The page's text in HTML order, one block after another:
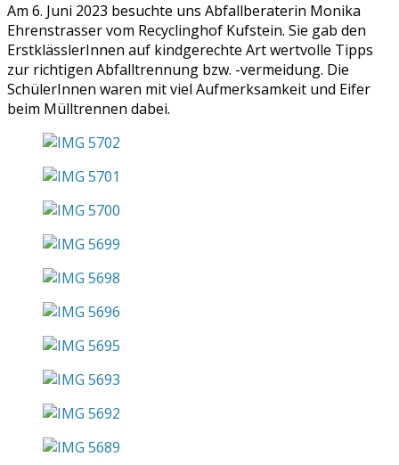
Am 6. Juni 2023 besuchte uns Abfallberaterin Monika
Ehrenstrasser vom Recyclinghof Kufstein. Sie gab den
ErstklässlerInnen auf kindgerechte Art wertvolle Tipps
zur richtigen Abfalltrennung bzw. -vermeidung. Die
SchülerInnen waren mit viel Aufmerksamkeit und Eifer
beim Mülltrennen dabei.